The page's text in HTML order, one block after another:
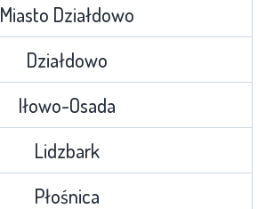
Miasto Działdowo
Działdowo
Iłowo-Osada
Lidzbark
Płośnica